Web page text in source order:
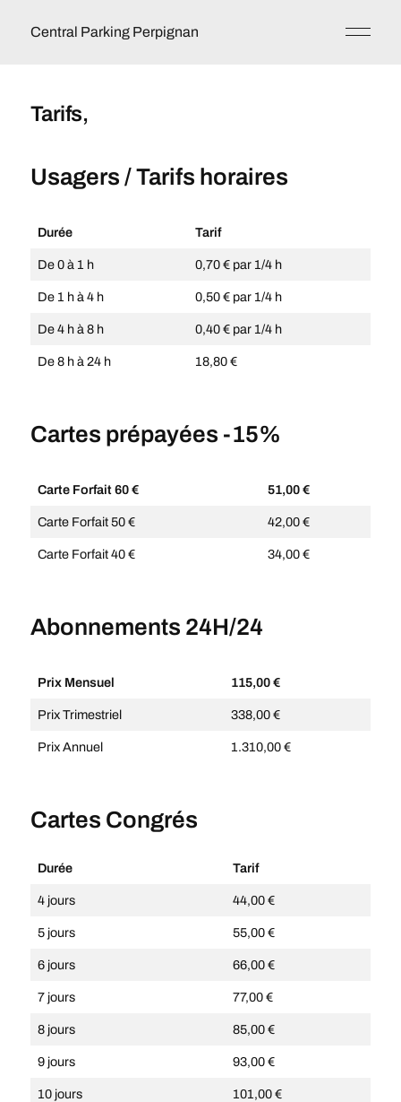
Central Parking Perpignan
Tarifs,
Usagers / Tarifs horaires
Durée Tarif
De 0 à 1 h 0,70 € par 1/4 h
De 1 h à 4 h 0,50 € par 1/4 h
De 4 h à 8 h 0,40 € par 1/4 h
De 8 h à 24 h 18,80 €
Cartes prépayées -15%
Carte Forfait 60 € 51,00 €
Carte Forfait 50 € 42,00 €
Carte Forfait 40 € 34,00 €
Abonnements 24H/24
Prix Mensuel 115,00 €
Prix Trimestriel 338,00 €
Prix Annuel 1.310,00 €
Cartes Congrés
Durée Tarif
4 jours 44,00 €
5 jours 55,00 €
6 jours 66,00 €
7 jours 77,00 €
8 jours 85,00 €
9 jours 93,00 €
10 jours 101,00 €